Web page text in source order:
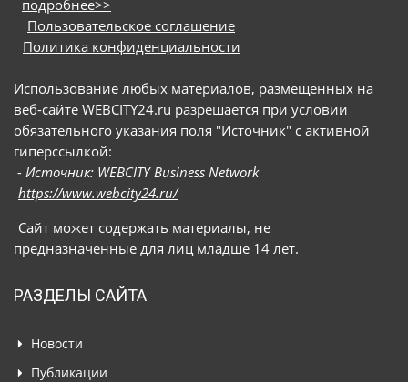
подробнее>>
Пользовательское соглашение
Политика конфиденциальности
Использование любых материалов, размещенных на
веб-сайте WEBCITY24.ru разрешается при условии
обязательного указания поля "Источник" с активной
гиперссылкой:
- Источник: WEBCITY Business Network
https://www.webcity24.ru/
Сайт может содержать материалы, не
предназначенные для лиц младше 14 лет.
РАЗДЕЛЫ САЙТА
Новости
Публикации